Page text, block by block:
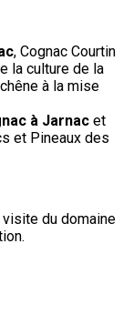
, Cognac Courtin
la culture de la
à la mise
à Jarnac et
et Pineaux des
du domaine